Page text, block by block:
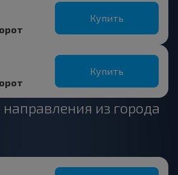
Купить
Купить
из города